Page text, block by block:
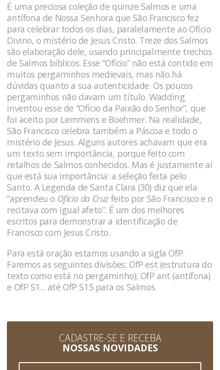
É uma preciosa coleção de quinze Salmos e uma
antífona de Nossa Senhora que São Francisco fez
para celebrar todos os dias, paralelamente ao Ofício
Divino, o mistério de Jesus Cristo. Treze dos Salmos
são elaboração dele, usando principalmente trechos
de Salmos bíblicos. Esse “Ofício” não está contido em
muitos pergaminhos medievais, mas não há
dúvidas quanto a sua autenticidade. Os poucos
pergaminhos não davam um título. Wadding
inventou esse de “Ofício da Paixão do Senhor”, que
foi aceito por Lemmens e Boehmer. Na realidade,
São Francisco celebra também a Páscoa e todo o
mistério de Jesus. Alguns autores achavam que era
um texto sem importância, porque feito com
retalhos de Salmos conhecidos. Mas é justamente aí
que está sua importância: a seleção feita pelo
Santo. A Legenda de Santa Clara (30) diz que ela
“aprendeu o Ofício da Cruz feito por São Francisco e o
recitava com igual afeto”. É um dos melhores
escritos para demonstrar a identificação de
Francisco com Jesus Cristo.
Para está oração estamos usando a sigla OfP.
Faremos as seguintes divisões: OfP est (estrutura do
texto como está no pergaminho); OfP ant (antífona)
e OfP S1... até OfP S15 para os Salmos.
CADASTRE-SE E RECEBA
NOSSAS NOVIDADES